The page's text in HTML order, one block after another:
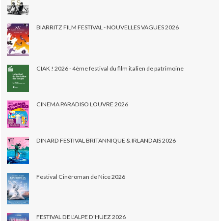
BIARRITZ FILM FESTIVAL - NOUVELLES VAGUES 2026
CIAK ! 2026 - 4ème festival du film italien de patrimoine
CINEMA PARADISO LOUVRE 2026
DINARD FESTIVAL BRITANNIQUE & IRLANDAIS 2026
Festival Cinéroman de Nice 2026
FESTIVAL DE L'ALPE D'HUEZ 2026